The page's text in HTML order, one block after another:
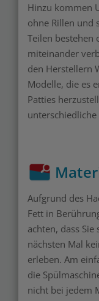
Hinzu kommen
ohne Rillen und
Teilen bestehen
miteinander
den Herstellern
Modelle, die es
Patties
Aufgrund des
Fett in
achten, dass
nächsten Mal
erleben. Am
die
nicht bei jedem